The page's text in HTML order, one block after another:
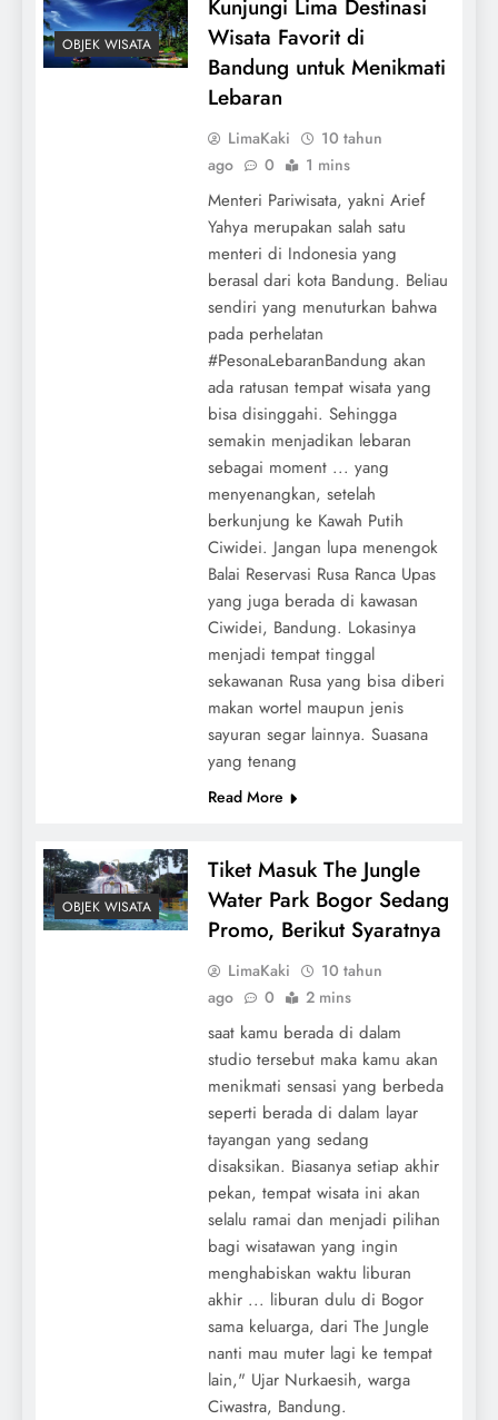
OBJEK WISATA
Kunjungi Lima Destinasi
Wisata Favorit di
Bandung untuk Menikmati
Lebaran
LimaKaki
10 tahun
ago
0 1 mins
Menteri Pariwisata, yakni Arief
Yahya merupakan salah satu
menteri di Indonesia yang
berasal dari kota Bandung. Beliau
sendiri yang menuturkan bahwa
pada perhelatan
#PesonaLebaranBandung akan
ada ratusan tempat wisata yang
bisa disinggahi. Sehingga
semakin menjadikan lebaran
sebagai moment ... yang
menyenangkan, setelah
berkunjung ke Kawah Putih
Ciwidei. Jangan lupa menengok
Balai Reservasi Rusa Ranca Upas
yang juga berada di kawasan
Ciwidei, Bandung. Lokasinya
menjadi tempat tinggal
sekawanan Rusa yang bisa diberi
makan wortel maupun jenis
sayuran segar lainnya. Suasana
yang tenang
Read More
OBJEK WISATA
Tiket Masuk The Jungle
Water Park Bogor Sedang
Promo, Berikut Syaratnya
LimaKaki
10 tahun
ago
0 2 mins
saat kamu berada di dalam
studio tersebut maka kamu akan
menikmati sensasi yang berbeda
seperti berada di dalam layar
tayangan yang sedang
disaksikan. Biasanya setiap akhir
pekan, tempat wisata ini akan
selalu ramai dan menjadi pilihan
bagi wisatawan yang ingin
menghabiskan waktu liburan
akhir ... liburan dulu di Bogor
sama keluarga, dari The Jungle
nanti mau muter lagi ke tempat
lain," Ujar Nurkaesih, warga
Ciwastra, Bandung.